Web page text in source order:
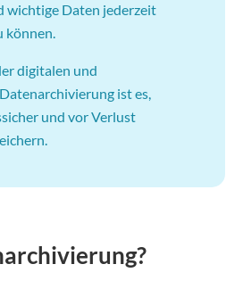
wichtige Daten jederzeit
können.
digitalen und
ist es,
und vor Verlust